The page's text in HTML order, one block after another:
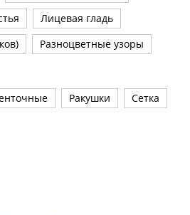
Лицевая гладь
Разноцветные узоры
Ракушки
Сетка